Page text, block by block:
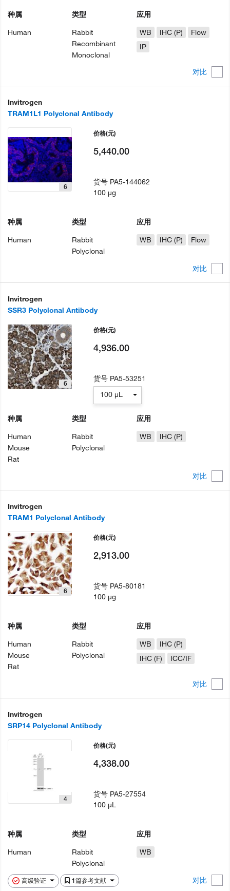
对比
种属
Human
类型
Rabbit
Recombinant
Monoclonal
应用
WB
IHC (P)
Flow
IP
Invitrogen
TRAM1L1 Polyclonal Antibody
对比
6
种属
Human
类型
Rabbit
Polyclonal
应用
WB
IHC (P) Flow
价格(元)
5,440.00
货号 PA5-144062
100 µg
Invitrogen
SSR3 Polyclonal Antibody
对比
6
种属
Human
Mouse
Rat
类型
Rabbit
Polyclonal
应用
WB
IHC (P)
价格(元)
4,936.00
货号 PA5-53251
100 µL
Invitrogen
TRAM1 Polyclonal Antibody
对比
6
种属
Human
Mouse
Rat
类型
Rabbit
Polyclonal
应用
WB
IHC (P)
IHC (F)
ICC/IF
价格(元)
2,913.00
货号 PA5-80181
100 µg
Invitrogen
SRP14 Polyclonal Antibody
高级验证 1篇参考文献 对比
4
种属
Human
类型
Rabbit
Polyclonal
应用
WB
价格(元)
4,338.00
货号 PA5-27554
100 µL